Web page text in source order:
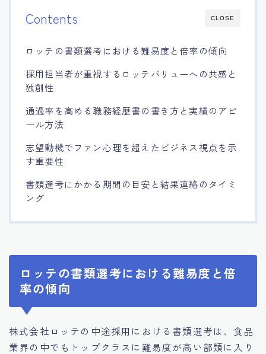
CLOSE
Contents
ロッテの書類選考における難易度と倍率の傾向
採用担当者が重視するロッテバリューへの共感と
独創性
通過率を高める職務経歴書の書き方と実績のアピ
ール方法
志望動機でファン心理を超えたビジネス視点を示
す重要性
書類選考にかかる期間の目安と結果連絡のタイミ
ング
ロッテの書類選考における難易度と倍
率の傾向
株式会社ロッテの中途採用における書類選考は、食品
業界の中でもトップクラスに難易度が高い部類に入り